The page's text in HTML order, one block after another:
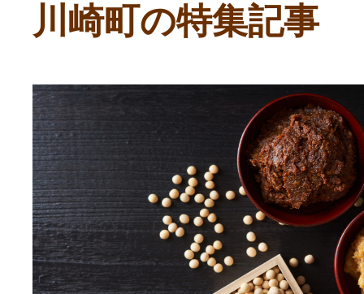
副業・パラレルワーカー
個人事業主・フリーラン
個人事業・フリーランス
ふるさと納税の基礎知識
川崎町の特集記事